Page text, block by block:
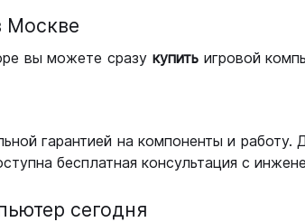
Москве
вы можете сразу купитьигровой
гарантией на компоненты и
бесплатная консультация с
сегодня